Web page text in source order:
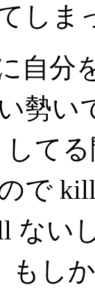
しま
自分
勢い
して
で
ない
もし